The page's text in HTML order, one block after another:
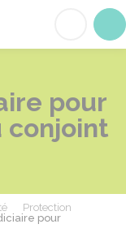
pour
conjoint
Protection
pour